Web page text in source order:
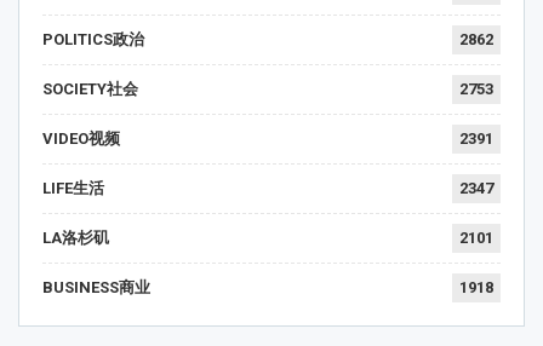
POLITICS政治 2862
SOCIETY社会 2753
VIDEO视频 2391
LIFE生活 2347
LA洛杉矶 2101
BUSINESS商业 1918